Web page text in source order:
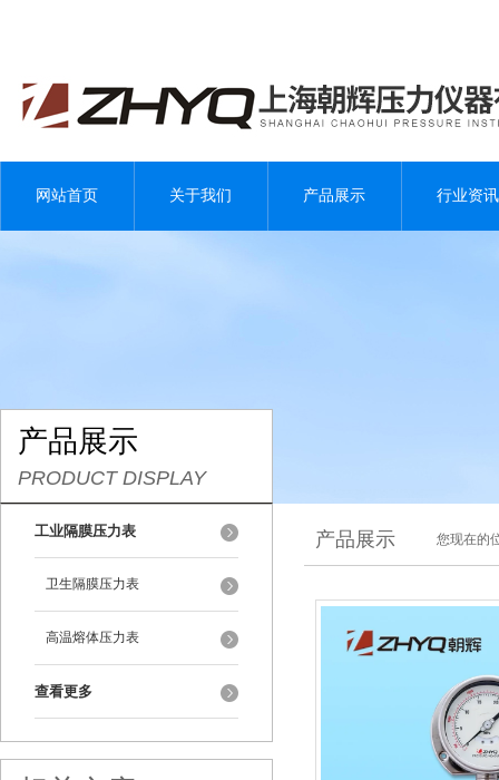
网站首页 关于我们 产品展示 行业资讯
产品展示
PRODUCT DISPLAY
工业隔膜压力表
卫生隔膜压力表
高温熔体压力表
查看更多
产品展示 您现在的